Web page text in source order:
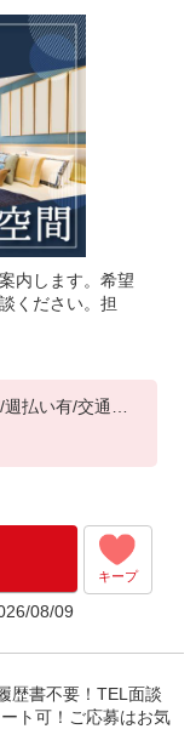
内します。希望
ください。担
払い有/交通費
キープ
08/09
歴書不要！TEL面談
ト可！ご応募はお気